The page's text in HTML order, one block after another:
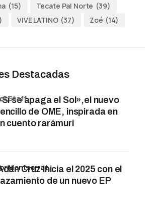
(15) Tecate Pal Norte (39)
VIVE LATINO (37) Zoé (14)
Destacadas
se apaga el Sol»,el nuevo
de OME, inspirada en
cuento rarámuri
Staff
Cruz inicia el 2025 con el
de un nuevo EP
Montserrat